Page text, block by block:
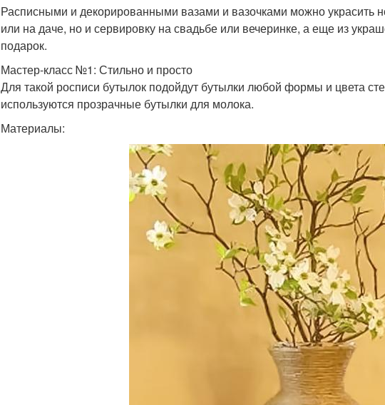
Расписными и декорированными вазами и вазочками можно украсить
или на даче, но и сервировку на свадьбе или вечеринке, а еще из
подарок.
Мастер-класс №1: Стильно и просто
Для такой росписи бутылок подойдут бутылки любой формы и цвета
используются прозрачные бутылки для молока.
Материалы: